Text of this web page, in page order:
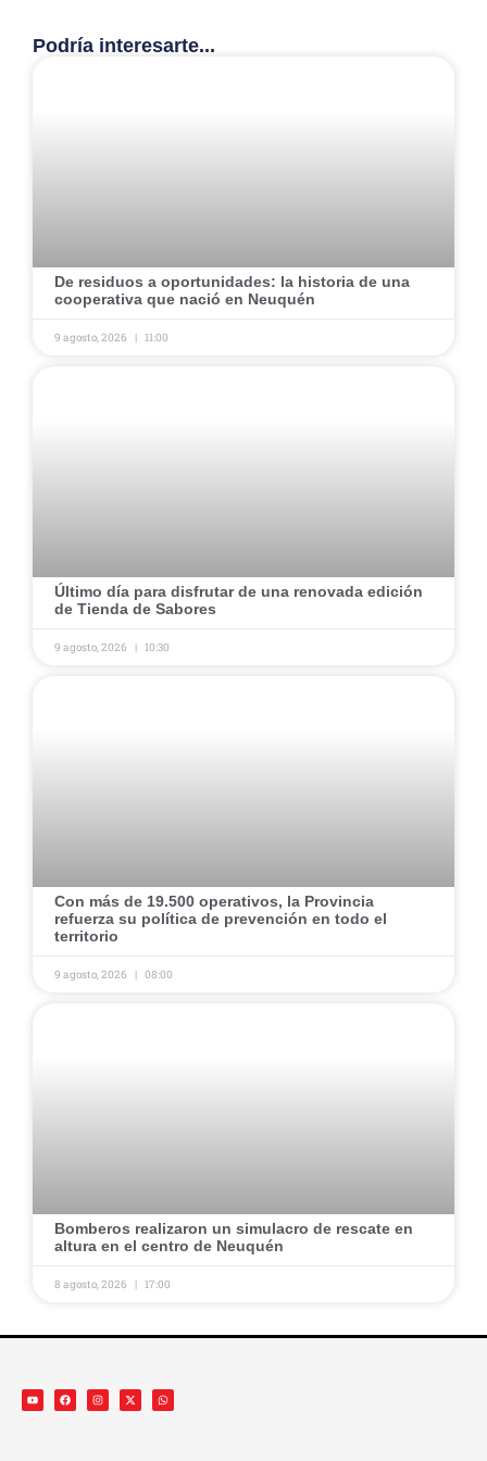
Podría interesarte...
​De residuos a oportunidades: la historia de una
cooperativa que nació en Neuquén ​
9 agosto, 2026 11:00
​Último día para disfrutar de una renovada edición
de Tienda de Sabores ​
9 agosto, 2026 10:30
​Con más de 19.500 operativos, la Provincia
refuerza su política de prevención en todo el
territorio ​
9 agosto, 2026 08:00
​Bomberos realizaron un simulacro de rescate en
altura en el centro de Neuquén ​
8 agosto, 2026 17:00